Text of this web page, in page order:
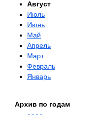
Август
Июль
Июнь
Май
Апрель
Март
Февраль
Январь
Архив по годам